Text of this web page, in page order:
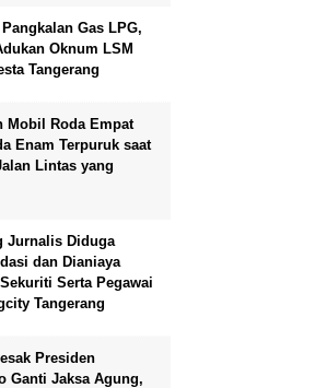
Gas LPG,
Oknum LSM
Tangerang
Mobil Roda Empat
Enam Terpuruk saat
Lintas yang
Jurnalis Diduga
dan Dianiaya
Serta Pegawai
Tangerang
Presiden
Ganti Jaksa Agung,